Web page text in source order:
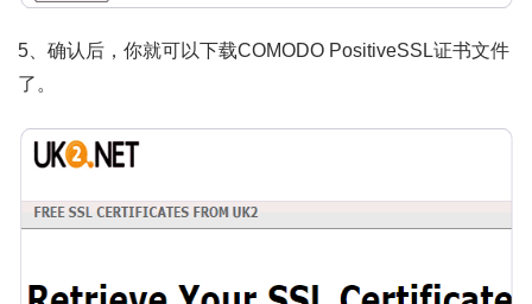
5、确认后，你就可以下载COMODO PositiveSSL证书文件
了。